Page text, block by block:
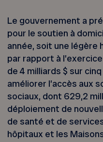
Le gouvernement a
pour le soutien à
année, soit une légère
par rapport à
de 4 milliards $ sur
améliorer l’accès aux
sociaux, dont 629,2
déploiement de
de santé et de
hôpitaux et les